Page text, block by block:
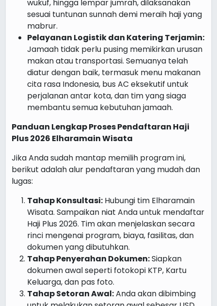
wukuf, hingga lempar jumrah, dilaksanakan
sesuai tuntunan sunnah demi meraih haji yang
mabrur.
Pelayanan Logistik dan Katering Terjamin:
Jamaah tidak perlu pusing memikirkan urusan
makan atau transportasi. Semuanya telah
diatur dengan baik, termasuk menu makanan
cita rasa Indonesia, bus AC eksekutif untuk
perjalanan antar kota, dan tim yang siaga
membantu semua kebutuhan jamaah.
Panduan Lengkap Proses Pendaftaran Haji
Plus 2026 Elharamain Wisata
Jika Anda sudah mantap memilih program ini,
berikut adalah alur pendaftaran yang mudah dan
lugas:
Tahap Konsultasi: Hubungi tim Elharamain
Wisata. Sampaikan niat Anda untuk mendaftar
Haji Plus 2026. Tim akan menjelaskan secara
rinci mengenai program, biaya, fasilitas, dan
dokumen yang dibutuhkan.
Tahap Penyerahan Dokumen:Siapkan
dokumen awal seperti fotokopi KTP, Kartu
Keluarga, dan pas foto.
Tahap Setoran Awal:Anda akan dibimbing